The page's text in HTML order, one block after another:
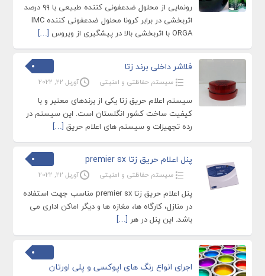
رونمایی از محلول ضدعفونی کننده طبیعی با ۹۹ درصد
اثربخشی در برابر کرونا محلول ضدعفونی کننده IMC
ORGA با اثربخشی بالا در پیشگیری از ویروس
[…]
فلاشر داخلی برند زتا
سیستم حفاظتی و امنیتی آوریل 22, 2022
سیستم اعلام حریق زتا یکی از برندهای معتبر و با
کیفیت ساخت کشور انگلستان است. این سیستم در
رده تجهیزات و سیستم های اعلام حریق […]
پنل اعلام حریق زتا premier sx
سیستم حفاظتی و امنیتی آوریل 22, 2022
پنل اعلام حریق زتا premier sx مناسب جهت استفاده
در منازل، کارگاه ها، مغازه ها و دیگر اماکن اداری می
باشد. این پنل در هر[…]
اجرای انواع رنگ های اپوکسی و پلی اورتان